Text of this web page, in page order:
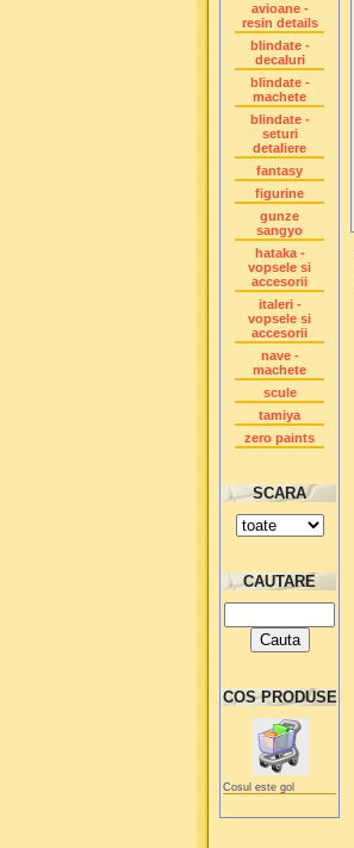
avioane -
resin details
blindate -
decaluri
blindate -
machete
blindate -
seturi
detaliere
fantasy
figurine
gunze
sangyo
hataka -
vopsele si
accesorii
italeri -
vopsele si
accesorii
nave -
machete
scule
tamiya
zero paints
SCARA
CAUTARE
COS PRODUSE
Cosul este gol